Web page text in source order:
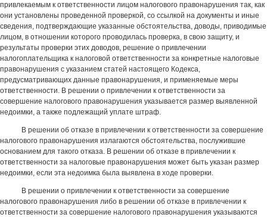
привлекаемым к ответственности лицом налогового правонарушения так, как
они установлены проведенной проверкой, со ссылкой на документы и иные
сведения, подтверждающие указанные обстоятельства, доводы, приводимые
лицом, в отношении которого проводилась проверка, в свою защиту, и
результаты проверки этих доводов, решение о привлечении
налогоплательщика к налоговой ответственности за конкретные налоговые
правонарушения с указанием статей настоящего Кодекса,
предусматривающих данные правонарушения, и применяемые меры
ответственности. В решении о привлечении к ответственности за
совершение налогового правонарушения указывается размер выявленной
недоимки, а также подлежащий уплате штраф.
В решении об отказе в привлечении к ответственности за совершение
налогового правонарушения излагаются обстоятельства, послужившие
основанием для такого отказа. В решении об отказе в привлечении к
ответственности за налоговые правонарушения может быть указан размер
недоимки, если эта недоимка была выявлена в ходе проверки.
В решении о привлечении к ответственности за совершение
налогового правонарушения либо в решении об отказе в привлечении к
ответственности за совершение налогового правонарушения указываются